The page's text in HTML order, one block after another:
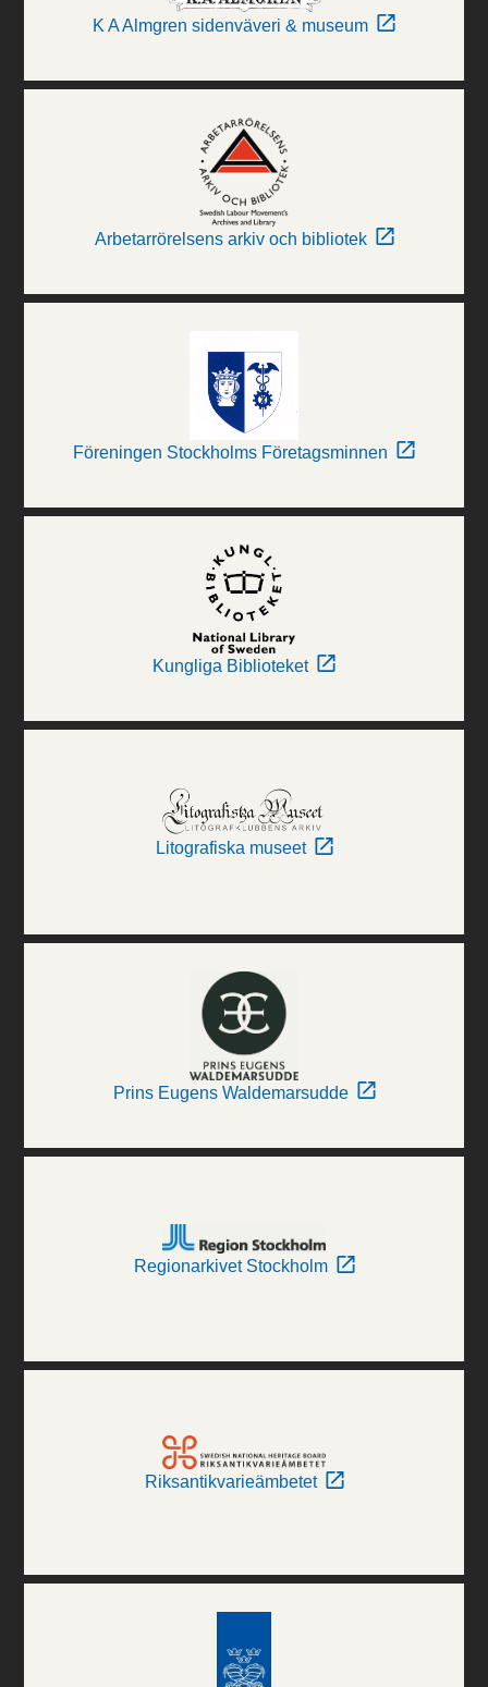
K A Almgren sidenväveri & museum
Arbetarrörelsens arkiv och bibliotek
Föreningen Stockholms Företagsminnen
Kungliga Biblioteket
Litografiska museet
Prins Eugens Waldemarsudde
Regionarkivet Stockholm
Riksantikvarieämbetet